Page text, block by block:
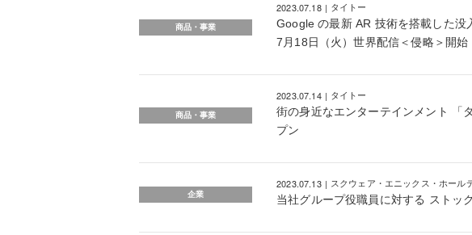
商品・事業
2023.07.18 タイトー
Google の最新 AR 技術を搭載した没
7月18日（火）世界配信＜侵略＞開始
商品・事業
2023.07.14 タイトー
街の身近なエンターテインメント 「
プン
企業
2023.07.13 スクウェア・エニックス・ホール
当社グループ役職員に対する ストッ